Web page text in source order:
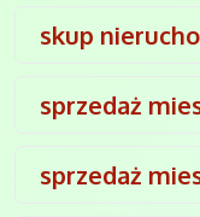
skup
sprzedaż
sprzedaż